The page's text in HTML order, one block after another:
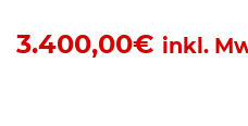
3.400,00€ inkl.